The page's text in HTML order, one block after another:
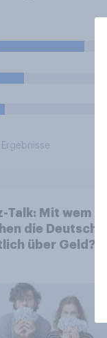
Talk: Mit wem
die Deutschen
über Geld?